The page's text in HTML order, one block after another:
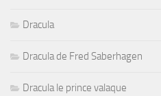
Dracula
Dracula de Fred Saberhagen
Dracula le prince valaque